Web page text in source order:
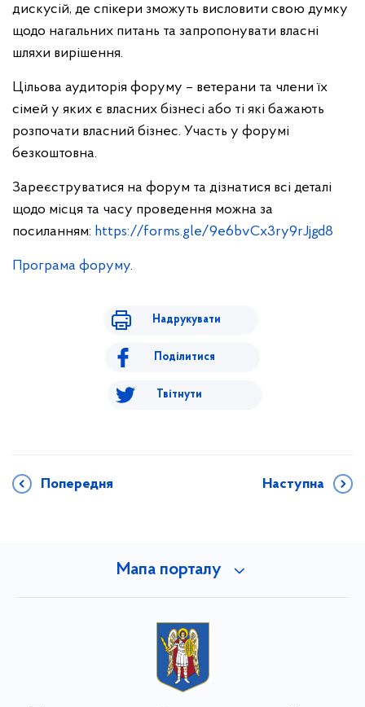
дискусій, де спікери зможуть висловити свою думку
щодо нагальних питань та запропонувати власні
шляхи вирішення.
Цільова аудиторія форуму – ветерани та члени їх
сімей у яких є власних бізнесі або ті які бажають
розпочати власний бізнес. Участь у форумі
безкоштовна.
Зареєструватися на форум та дізнатися всі деталі
щодо місця та часу проведення можна за
посиланням: https://forms.gle/9e6bvCx3ry9rJjgd8
Програма форуму.
Надрукувати
Поділитися
Твітнути
Попередня Наступна
Мапа порталу